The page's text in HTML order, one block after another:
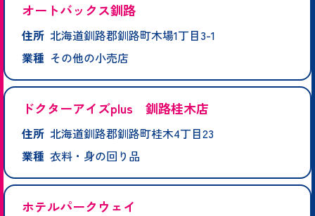
オートバックス釧路
住所 北海道釧路郡釧路町木場1丁目3-1
業種 その他の小売店
ドクターアイズplus 釧路桂木店
住所 北海道釧路郡釧路町桂木4丁目23
業種 衣料・身の回り品
ホテルパークウェイ